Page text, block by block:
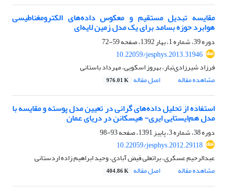
مقایسه تبدیل مستقیم و معکوس داده‌های الکترومغناطیسی
هوابرد حوزه بسامد برای یک مدل زمین لایه‌ای
دوره 39، شماره 1، بهار 1392، صفحه
59-72
10.22059/jesphys.2013.31946
فرزاد شیرزادی‌تبار، بهروز اسکویی، مهرداد باستانی
مشاهده مقاله
اصل مقاله 976.01 K
استفاده از تحلیل داده‌های گرانی در تعیین مدل پوسته و مقایسه با
مدل هم‌ایستایی ایری- هیسکانن در دریای عمان
دوره 38، شماره 3، پاییز 1391، صفحه
93-98
10.22059/jesphys.2012.29118
عبدالرحیم عسکری، براتعلی فیض آبادی، وحید ابراهیم زاده اردستانی
مشاهده مقاله
اصل مقاله 404.86 K